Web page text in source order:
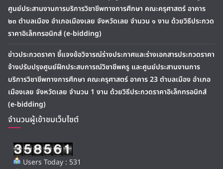
ศูนย์ประสานงานการบริการวิชาชีพทางการศึกษา คณะครุศาสตร์ อาคาร
๒๓ ตำบลเมือง อำเภอเมืองเลย จังหวัดเลย จำนวน ๑ งาน ด้วยวิธีประกวด
ราคาอิเล็กทรอนิกส์ (e-bidding)
ข่าวประกวดราคา ชี้แจงข้อวิจารณ์ร่างประกาศและร่างเอกสารประกวดราคา
จ้างปรับปรุงศูนย์ฝึกประสบการณ์วิชาชีพครู และศูนย์ประสานงานการ
บริการวิชาชีพทางการศึกษา คณะครุศาสตร์ อาคาร 23 ตำบลเมือง อำเภอ
เมืองเลย จังหวัดเลย จำนวน 1 งาน ด้วยวิธีประกวดราคาอิเล็กทรอนิกส์
(e-bidding)
จำนวนผู้เข้าชมเว็บไซต์
Users Today : 531